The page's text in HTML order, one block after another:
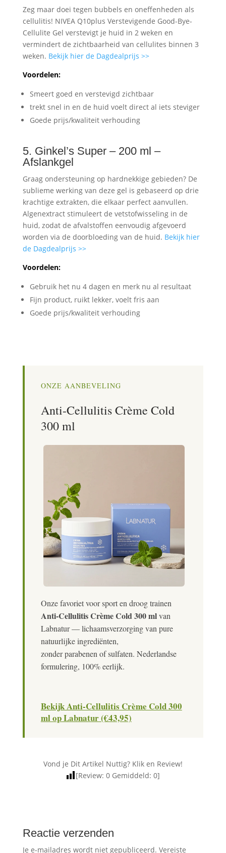
Zeg maar doei tegen bubbels en oneffenheden als
cellulitis! NIVEA Q10plus Verstevigende Good-Bye-
Cellulite Gel verstevigt je huid in 2 weken en
vermindert de zichtbaarheid van cellulites binnen 3
weken. Bekijk hier de Dagdealprijs >>
Voordelen:
Smeert goed en verstevigd zichtbaar
trekt snel in en de huid voelt direct al iets steviger
Goede prijs/kwaliteit verhouding
5. Ginkel’s Super – 200 ml –
Afslankgel
Graag ondersteuning op hardnekkige gebieden? De
sublieme werking van deze gel is gebaseerd op drie
krachtige extrakten, die elkaar perfect aanvullen.
Algenextract stimuleert de vetstofwisseling in de
huid, zodat de afvalstoffen eenvoudig afgevoerd
worden via de doorbloeding van de huid. Bekijk hier
de Dagdealprijs >>
Voordelen:
Gebruik het nu 4 dagen en merk nu al resultaat
Fijn product, ruikt lekker, voelt fris aan
Goede prijs/kwaliteit verhouding
ONZE AANBEVELING
Anti-Cellulitis Crème Cold
300 ml
Onze favoriet voor sport en droog trainen
Anti-Cellulitis Crème Cold 300 mlvan
Labnatur — lichaamsverzorging van pure
natuurlijke ingrediënten,
zonder parabenen of sulfaten. Nederlandse
formulering, 100% eerlijk.
Bekijk Anti-Cellulitis Crème Cold 300
ml op Labnatur (€43,95)
Vond je Dit Artikel Nuttig? Klik en Review!
[Review:0 Gemiddeld:0]
Reactie verzenden
Je e-mailadres wordt niet gepubliceerd. Vereiste